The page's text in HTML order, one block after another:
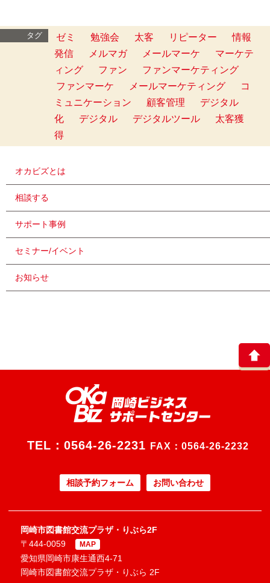
タグ ゼミ 勉強会 太客 リピーター
情報
発信
メルマガ メールマーケ
マーケテ
ィング
ファン
ファンマーケティング
ファンマーケ
メールマーケティング
コ
ミュニケーション
顧客管理
デジタル
化
デジタル デジタルツール
太客獲
得
オカビズとは
相談する
サポート事例
セミナー/イベント
お知らせ
TEL： 0564-26-2231 FAX：0564-26-2232
相談予約フォーム お問い合わせ
岡崎市図書館交流プラザ・りぶら2F
〒444-0059
MAP
愛知県岡崎市康生通西4-71
岡崎市図書館交流プラザ・りぶら 2F